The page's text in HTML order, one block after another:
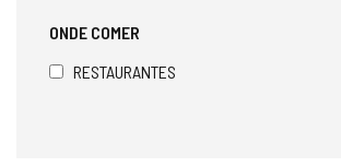
ONDE COMER
RESTAURANTES